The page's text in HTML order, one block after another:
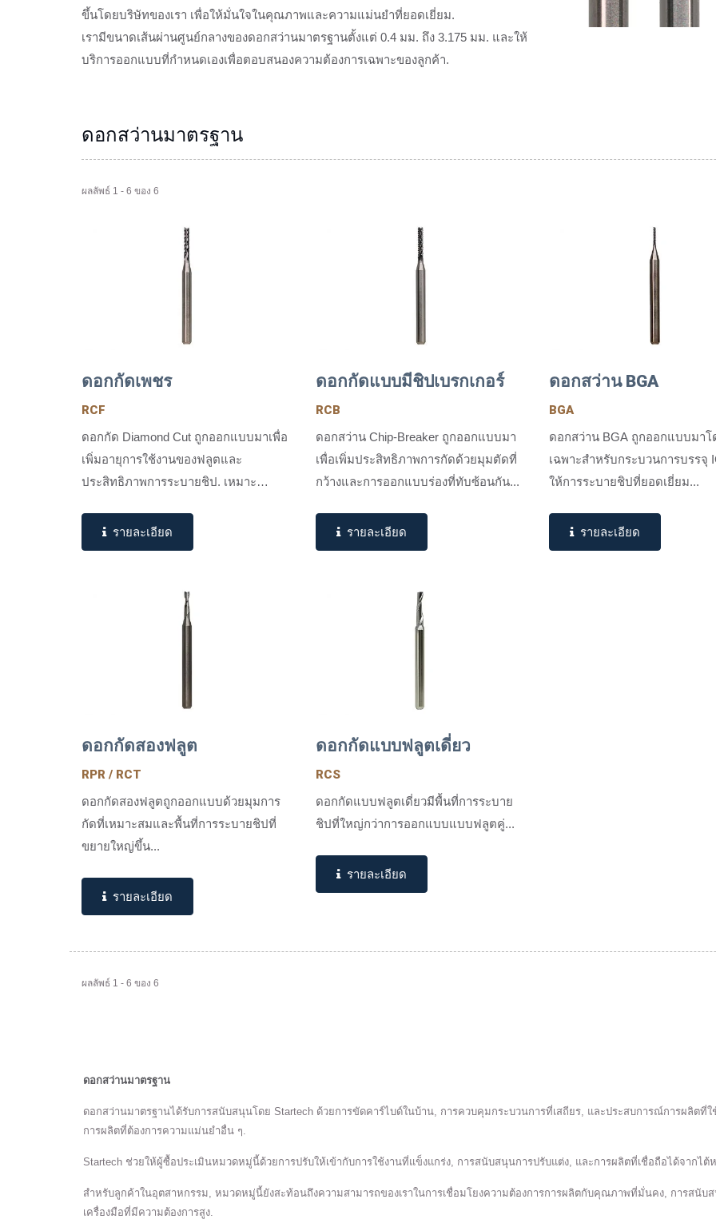
ขึ้นโดยบริษัทของเรา เพื่อให้มั่นใจในคุณภาพและความแม่นยำที่ยอดเยี่ยม.
เรามีขนาดเส้นผ่านศูนย์กลางของดอกสว่านมาตรฐานตั้งแต่ 0.4 มม. ถึง 3.175 มม. และให้
บริการออกแบบที่กำหนดเองเพื่อตอบสนองความต้องการเฉพาะของลูกค้า.
ดอกสว่านมาตรฐาน
ผลลัพธ์ 1 - 6 ของ 6
ดอกกัดเพชร
RCF
ดอกกัด Diamond Cut ถูกออกแบบมาเพื่อ
เพิ่มอายุการใช้งานของฟลูตและ
ประสิทธิภาพการระบายชิป. เหมาะ
รายละเอียด
ดอกกัดแบบมีชิปเบรกเกอร์
RCB
ดอกสว่าน Chip-Breaker ถูกออกแบบมา
เพื่อเพิ่มประสิทธิภาพการกัดด้วยมุมตัดที่
กว้างและการออกแบบร่องที่ทับซ้อนกัน...
รายละเอียด
ดอกสว่าน BGA
BGA
ดอกสว่าน BGA ถูกออกแบบมาโ
เฉพาะสำหรับกระบวนการบรรจุ
ให้การระบายชิปที่ยอดเยี่ยม...
รายละเอียด
ดอกกัดสองฟลูต
RPR / RCT
ดอกกัดสองฟลูตถูกออกแบบด้วยมุมการ
กัดที่เหมาะสมและพื้นที่การระบายชิปที่
ขยายใหญ่ขึ้น...
รายละเอียด
ดอกกัดแบบฟลูตเดี่ยว
RCS
ดอกกัดแบบฟลูตเดี่ยวมีพื้นที่การระบาย
ชิปที่ใหญ่กว่าการออกแบบแบบฟลูตคู่...
รายละเอียด
ผลลัพธ์ 1 - 6 ของ 6
ดอกสว่านมาตรฐาน
ดอกสว่านมาตรฐานได้รับการสนับสนุนโดย Startech ด้วยการขัดคาร์ไบด์ในบ้าน, การควบคุมกระบวนการที่เสถียร, และประสบการณ์การผลิตที่ใ
การผลิตที่ต้องการความแม่นยำอื่น ๆ.
Startech ช่วยให้ผู้ซื้อประเมินหมวดหมู่นี้ด้วยการปรับให้เข้ากับการใช้งานที่แข็งแกร่ง, การสนับสนุนการปรับแต่ง, และการผลิตที่เชื่อถือได้จากไ
สำหรับลูกค้าในอุตสาหกรรม, หมวดหมู่นี้ยังสะท้อนถึงความสามารถของเราในการเชื่อมโยงความต้องการการผลิตกับคุณภาพที่มั่นคง, การสนับ
เครื่องมือที่มีความต้องการสูง.